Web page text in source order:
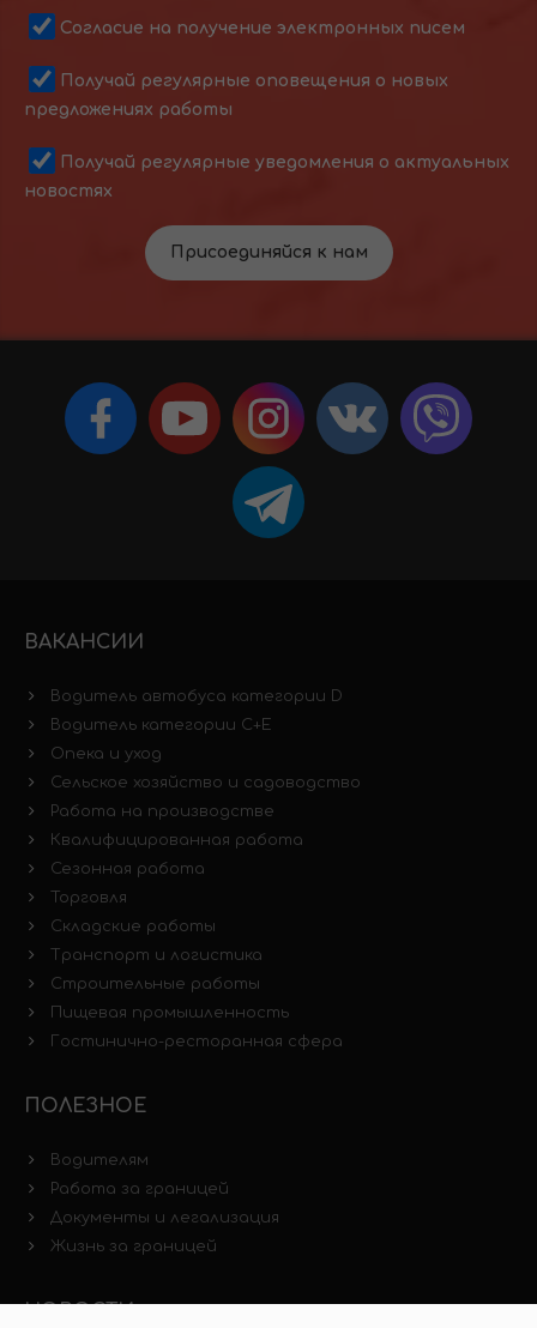
Согласие на получение электронных писем
Получай регулярные оповещения о новых
предложениях работы
Получай регулярные уведомления о актуальных
новостях
Присоединяйся к нам
ВАКАНСИИ
Водитель автобуса категории D
Водитель категории C+E
Опека и уход
Сельское хозяйство и садоводство
Работа на производстве
Квалифицированная работа
Сезонная работа
Торговля
Складские работы
Транспорт и логистика
Строительные работы
Пищевая промышленность
Гостинично-ресторанная сфера
ПОЛЕЗНОЕ
Водителям
Работа за границей
Документы и легализация
Жизнь за границей
НОВОСТИ